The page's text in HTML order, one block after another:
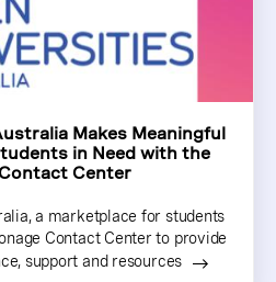
Makes Meaningful
in Need with the
Center
a marketplace for students
Contact Center to provide
support and resources